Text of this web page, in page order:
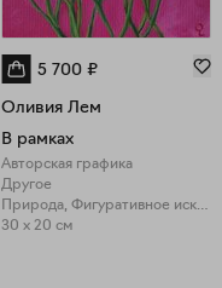
5 700 ₽
Оливия Лем
В рамках
Авторская графика
Другое
Природа, Фигуративное искусство
30 x 20 см